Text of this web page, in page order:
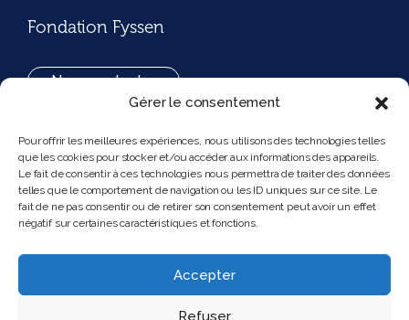
Gérer le consentement
Pour offrir les meilleures expériences, nous utilisons des technologies telles
que les cookies pour stocker et/ou accéder aux informations des appareils.
Le fait de consentir à ces technologies nous permettra de traiter des données
telles que le comportement de navigation ou les ID uniques sur ce site. Le
fait de ne pas consentir ou de retirer son consentement peut avoir un effet
négatif sur certaines caractéristiques et fonctions.
Accepter
Refuser
Fondation Fyssen
Nous contacter
194, rue de Rivoli 75001 Paris France
Nous suivre